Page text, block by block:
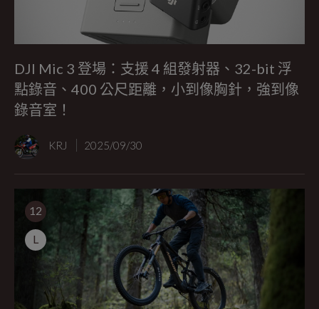
DJI Mic 3 登場：支援 4 組發射器、32-bit 浮
點錄音、400 公尺距離，小到像胸針，強到像
錄音室！
KRJ 2025/09/30
12
L